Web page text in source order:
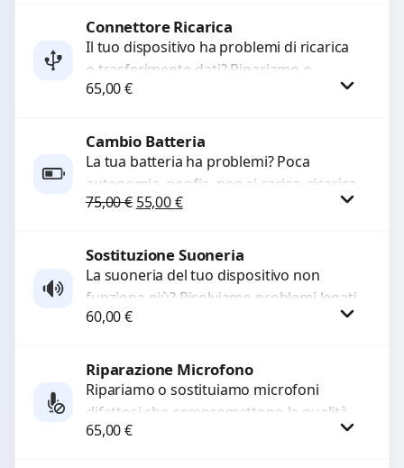
Procedi
Connettore Ricarica
Il tuo dispositivo ha problemi di ricarica
o trasferimento dati? Ripariamo o
sostituiamo connettori di ricarica guasti,
65,00€
Procedi
Cambio Batteria
La tua batteria ha problemi? Poca
autonomia, gonfia, non si carica, ricarica
lenta o cicli di ricarica esauriti?
75,00€ Il prezzo originale era: 75,00 €.
55,00€Il prezzo attuale è: 55,00 €.
Procedi
Sostituzione Suoneria
La suoneria del tuo dispositivo non
funziona più? Risolviamo problemi legati
a moduli audio difettosi con interventi
60,00€
Procedi
Riparazione Microfono
Ripariamo o sostituiamo microfoni
difettosi che compromettono la qualità
audio delle registrazioni o delle
65,00€